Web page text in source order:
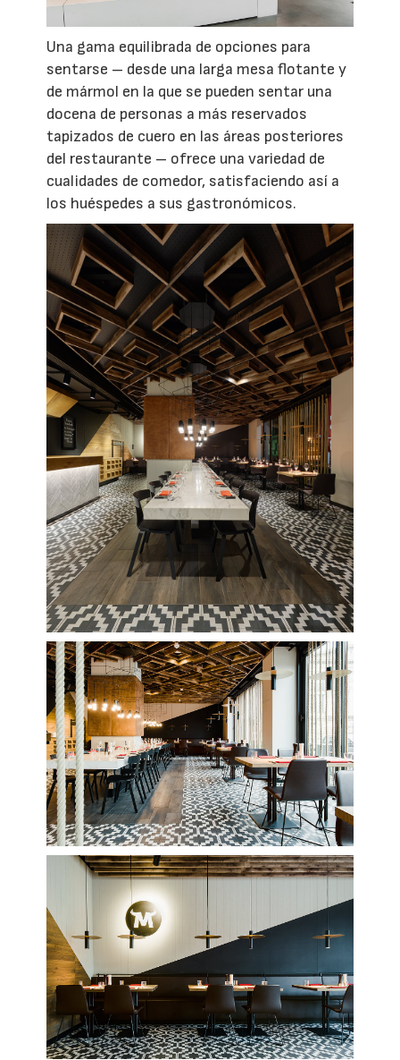
Una gama equilibrada de opciones para
sentarse – desde una larga mesa flotante y
de mármol en la que se pueden sentar una
docena de personas a más reservados
tapizados de cuero en las áreas posteriores
del restaurante – ofrece una variedad de
cualidades de comedor, satisfaciendo así a
los huéspedes a sus gastronómicos.